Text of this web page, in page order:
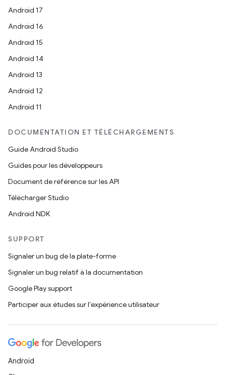
Android 17
Android 16
Android 15
Android 14
Android 13
Android 12
Android 11
DOCUMENTATION ET TÉLÉCHARGEMENTS
Guide Android Studio
Guides pour les développeurs
Document de référence sur les API
Télécharger Studio
Android NDK
SUPPORT
Signaler un bug de la plate-forme
Signaler un bug relatif à la documentation
Google Play support
Participer aux études sur l'expérience utilisateur
Android